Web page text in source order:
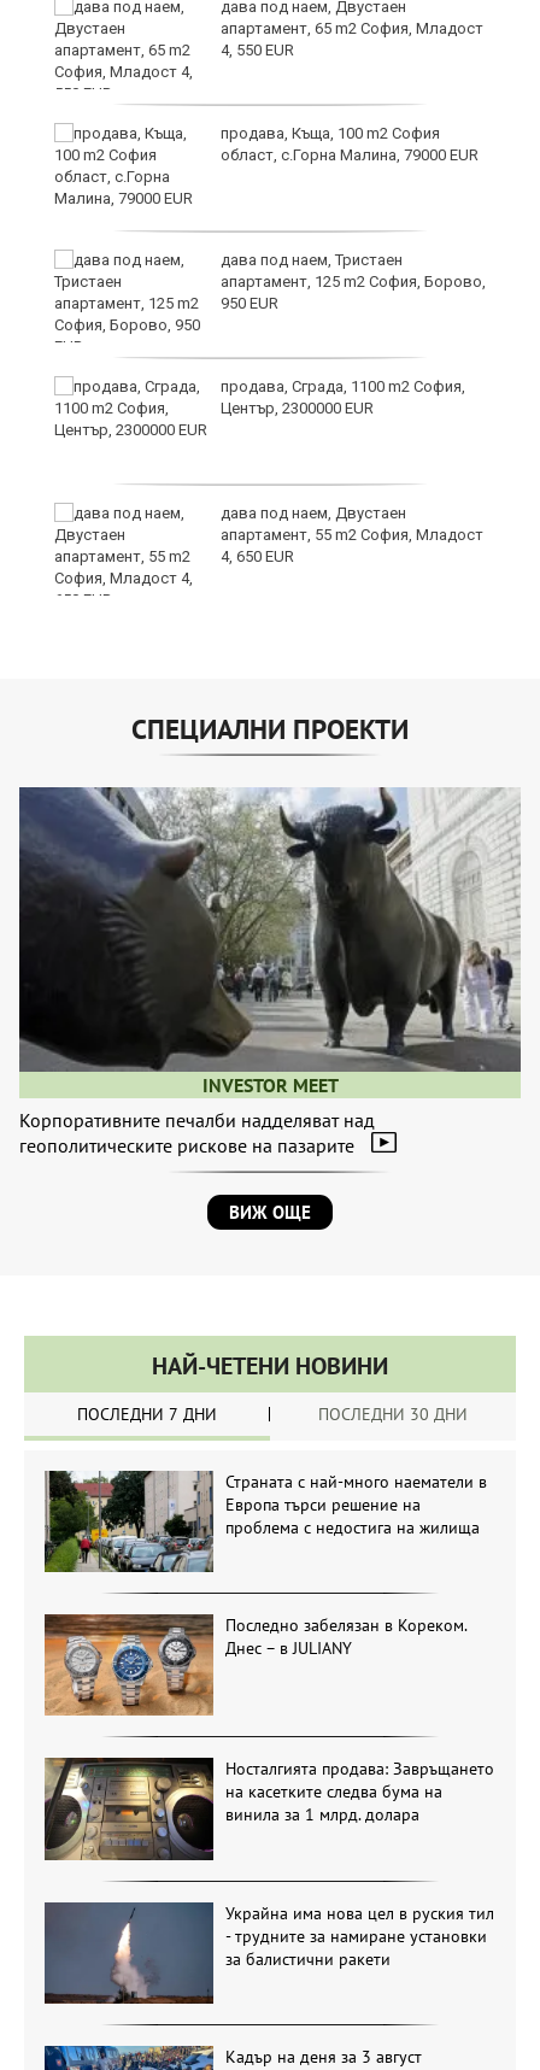
дава под наем, Двустаен
апартамент, 65 m2 София, Младост
4, 550 EUR
продава, Къща, 100 m2 София
област, с.Горна Малина, 79000 EUR
дава под наем, Тристаен
апартамент, 125 m2 София, Борово,
950 EUR
продава, Сграда, 1100 m2 София,
Център, 2300000 EUR
дава под наем, Двустаен
апартамент, 55 m2 София, Младост
4, 650 EUR
СПЕЦИАЛНИ ПРОЕКТИ
INVESTOR MEET
Корпоративните печалби надделяват над
геополитическите рискове на пазарите
ВИЖ ОЩЕ
НАЙ-ЧЕТЕНИ НОВИНИ
ПОСЛЕДНИ 7 ДНИ ПОСЛЕДНИ 30 ДНИ
Страната с най-много наематели в
Европа търси решение на
проблема с недостига на жилища
Последно забелязан в Кореком.
Днес – в JULIANY
Носталгията продава: Завръщането
на касетките следва бума на
винила за 1 млрд. долара
Украйна има нова цел в руския тил
- трудните за намиране установки
за балистични ракети
Кадър на деня за 3 август